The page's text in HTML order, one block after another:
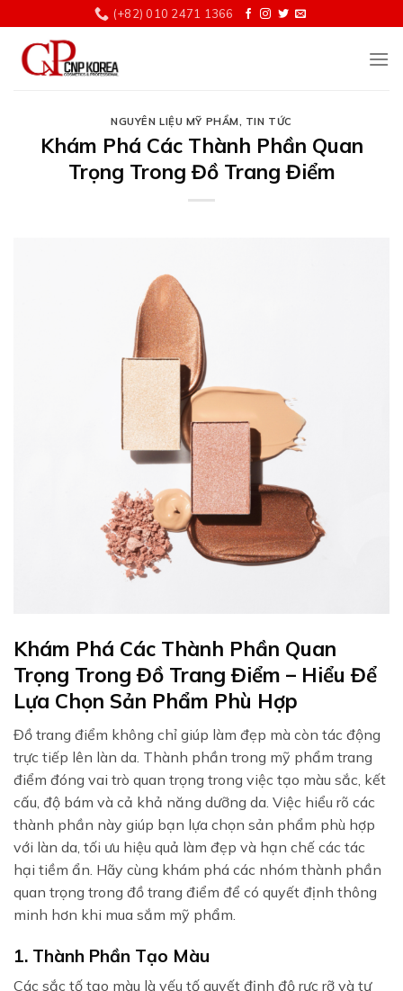
đến
dung
(+82) 010 2471 1366
NGUYÊN LIỆU MỸ PHẨM, TIN TỨC
Khám Phá Các Thành Phần Quan
Trọng Trong Đồ Trang Điểm
Khám Phá Các Thành Phần Quan
Trọng Trong Đồ Trang Điểm – Hiểu Để
Lựa Chọn Sản Phẩm Phù Hợp
Đồ trang điểm không chỉ giúp làm đẹp mà còn tác động
trực tiếp lên làn da. Thành phần trong mỹ phẩm trang
điểm đóng vai trò quan trọng trong việc tạo màu sắc, kết
cấu, độ bám và cả khả năng dưỡng da. Việc hiểu rõ các
thành phần này giúp bạn lựa chọn sản phẩm phù hợp
với làn da, tối ưu hiệu quả làm đẹp và hạn chế các tác
hại tiềm ẩn. Hãy cùng khám phá các nhóm thành phần
quan trọng trong đồ trang điểm để có quyết định thông
minh hơn khi mua sắm mỹ phẩm.
1. Thành Phần Tạo Màu
Các sắc tố tạo màu là yếu tố quyết định độ rực rỡ và tự